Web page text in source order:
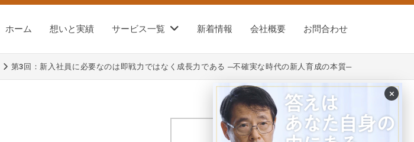
ホーム 想いと実績 サービス一覧 新着情報 会社概要 お問合わせ
第3回：新入社員に必要なのは即戦力ではなく成長力である ─不確実な時代の新人育成の本質─
×